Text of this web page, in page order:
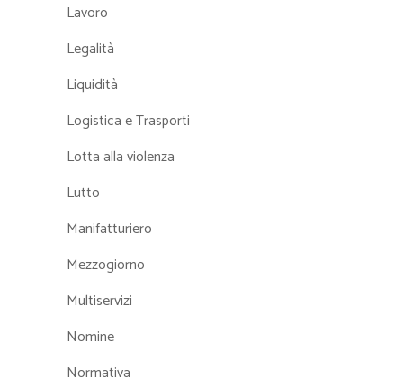
Lavoro
Legalità
Liquidità
Logistica e Trasporti
Lotta alla violenza
Lutto
Manifatturiero
Mezzogiorno
Multiservizi
Nomine
Normativa